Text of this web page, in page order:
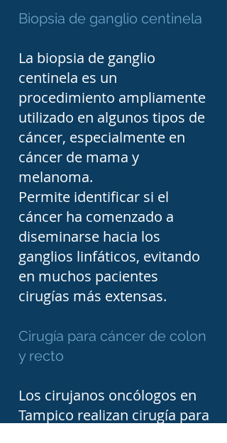
cáncer. Nuestro objetivo es
atención médica
especializada para
pacientes que requieren
diagnóstico, cirugía,
seguimiento y manejo
integral de enfermedades
oncológicas,
contribuyendo a que
reciban una valoración
oportuna y el tratamiento
más adecuado según las
caso.
Biopsia de ganglio centinela
La biopsia de ganglio
centinela es un
procedimiento ampliamente
utilizado en algunos tipos de
cáncer, especialmente en
cáncer de mama y
melanoma.
Permite identificar si el
cáncer ha comenzado a
diseminarse hacia los
ganglios linfáticos, evitando
en muchos pacientes
cirugías más extensas.
Cirugía para cáncer de colon
y recto
Los cirujanos oncólogos en
Tampico realizan cirugía para